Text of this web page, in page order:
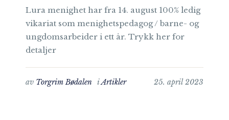
Lura menighet har fra 14. august 100% ledig
vikariat som menighetspedagog / barne- og
ungdomsarbeider i ett år. Trykk her for
detaljer
25. april 2023
av Torgrim Bødalen iArtikler